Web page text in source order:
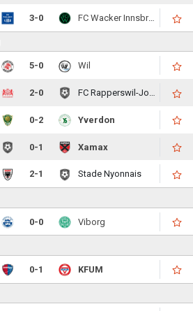
3-0 FC Wacker Innsbruck
5-0 Wil
2-0 FC Rapperswil-Jona
0-2 Yverdon
0-1 Xamax
2-1 Stade Nyonnais
0-0 Viborg
0-1 KFUM